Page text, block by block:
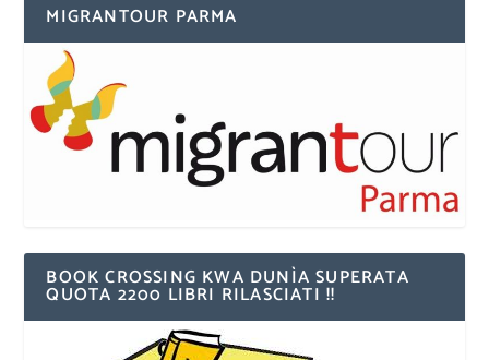
MIGRANTOUR PARMA
BOOK CROSSING KWA DUNÌA SUPERATA
QUOTA 2200 LIBRI RILASCIATI !!